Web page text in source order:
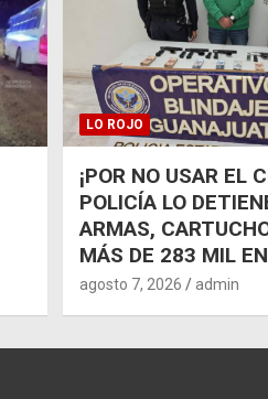
LO ROJO
¡POR NO USAR EL
POLICÍA LO
ARMAS,
MÁS DE 283 MIL
agosto 7, 2026 admin